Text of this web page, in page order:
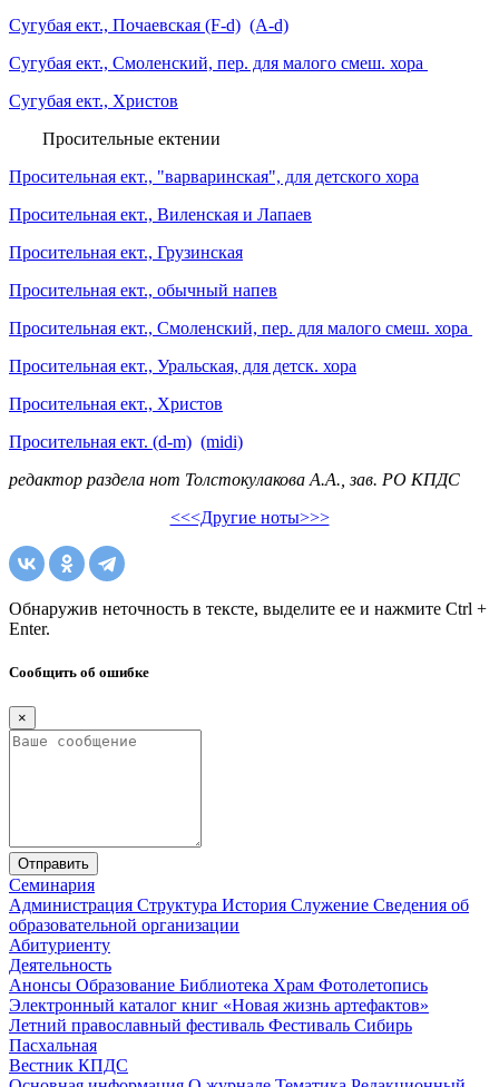
Сугубая ект., Почаевская (F-d) (A-d)
Сугубая ект., Смоленский, пер. для малого смеш. хора
Сугубая ект., Христов
Просительные ектении
Просительная ект., "варваринская", для детского хора
Просительная ект., Виленская и Лапаев
Просительная ект., Грузинская
Просительная ект., обычный напев
Просительная ект., Смоленский, пер. для малого смеш. хора
Просительная ект., Уральская, для детск. хора
Просительная ект., Христов
Просительная ект. (d-m) (midi)
редактор раздела нот Толстокулакова А.А., зав. РО КПДС
<<<Другие ноты>>>
Обнаружив неточность в тексте, выделите ее и нажмите Ctrl +
Enter.
Сообщить об ошибке
×
Отправить
Семинария
Администрация Структура История Служение Сведения об
образовательной организации
Абитуриенту
Деятельность
Анонсы Образование Библиотека Храм Фотолетопись
Электронный каталог книг «Новая жизнь артефактов»
Летний православный фестиваль Фестиваль Сибирь
Пасхальная
Вестник КПДС